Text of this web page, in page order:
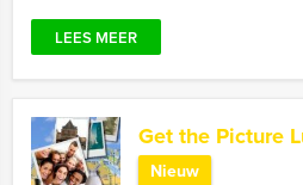
LEES MEER
Get the Picture
Nieuw